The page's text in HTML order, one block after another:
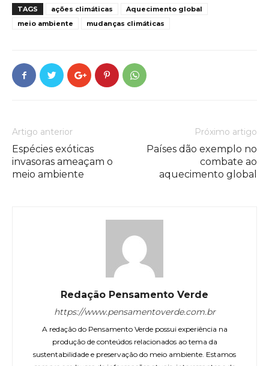
TAGS ações climáticas
Aquecimento global
meio ambiente
mudanças climáticas
Artigo anterior
Espécies exóticas
invasoras ameaçam o
meio ambiente
Próximo artigo
Países dão exemplo no
combate ao
aquecimento global
Redação Pensamento Verde
https://www.pensamentoverde.com.br
A redação do Pensamento Verde possui experiência na
produção de conteúdos relacionados ao tema da
sustentabilidade e preservação do meio ambiente. Estamos